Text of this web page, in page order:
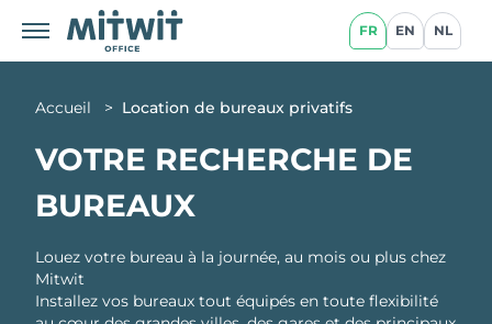
FR EN NL
Accueil > Location de bureaux privatifs
VOTRE RECHERCHE DE
BUREAUX
Louez votre bureau à la journée, au mois ou plus chez
Mitwit
Installez vos bureaux tout équipés en toute flexibilité